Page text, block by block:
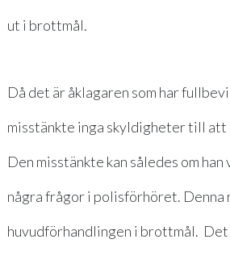
ut i brottmål.
Då det är åklagaren som har
misstänkte inga skyldigheter till att
Den misstänkte kan således om
några frågor i polisförhöret. Denna
huvudförhandlingen i brottmål. Det